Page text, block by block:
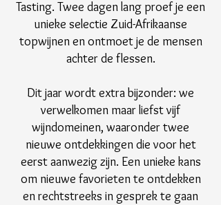
Tasting. Twee dagen lang proef je een
unieke selectie Zuid-Afrikaanse
topwijnen en ontmoet je de mensen
achter de flessen.
Dit jaar wordt extra bijzonder: we
verwelkomen maar liefst vijf
wijndomeinen, waaronder twee
nieuwe ontdekkingen die voor het
eerst aanwezig zijn. Een unieke kans
om nieuwe favorieten te ontdekken
en rechtstreeks in gesprek te gaan